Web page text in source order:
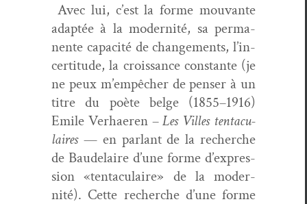
Avec lui, c’est la forme mou­vante
adap­tée à la moder­nité, sa per­ma­
nente capac­ité de change­ments, l’in­
cer­ti­tude, la crois­sance con­stante (je
ne peux m’empêcher de penser à un
titre du poète belge (1855–1916)
Emile Ver­haeren –Les Villes ten­tac­u­
laires— en par­lant de la recherche
de Baude­laire d’une forme d’ex­pres­
sion «ten­tac­u­laire» de la moder­
nité). Cette recherche d’une forme